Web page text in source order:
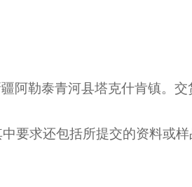
阿勒泰青河县塔克什肯镇。交
要求还包括所提交的资料或样